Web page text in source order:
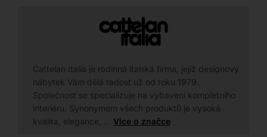
Cattelan Italia je rodinná italská firma, jejíž designový
nábytek Vám dělá radost už od roku 1979.
Společnost se specializuje na vybavení kompletního
interiéru. Synonymem všech produktů je vysoká
kvalita, elegance,… Více o značce